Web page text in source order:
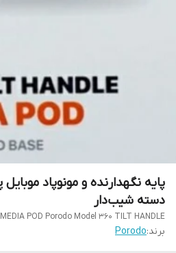
دسته شیب‌دار
MEDIA POD Porodo Model 360 TILT HANDLE
برند:Porodo